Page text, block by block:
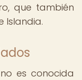
que también
Islandia.
es conocida